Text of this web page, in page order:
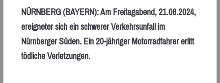
NÜRNBERG (BAYERN): Am Freitagabend, 21.06.2024,
ereigneter sich ein schwerer Verkehrsunfall im
Nürnberger Süden. Ein 20-jähriger Motorradfahrer erlitt
tödliche Verletzungen.